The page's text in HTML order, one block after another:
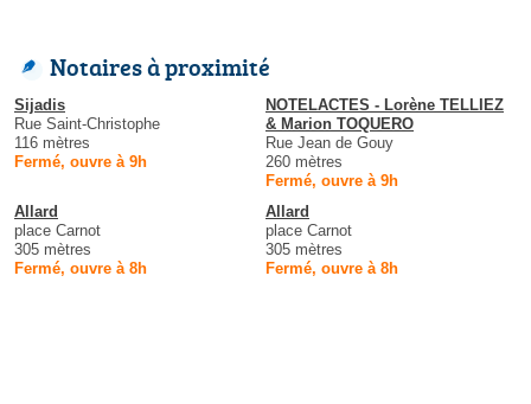
Notaires à proximité
Sijadis
Rue Saint-Christophe
116 mètres
Fermé, ouvre à 9h
NOTELACTES - Lorène TELLIEZ
& Marion TOQUERO
Rue Jean de Gouy
260 mètres
Fermé, ouvre à 9h
Allard
place Carnot
305 mètres
Fermé, ouvre à 8h
Allard
place Carnot
305 mètres
Fermé, ouvre à 8h